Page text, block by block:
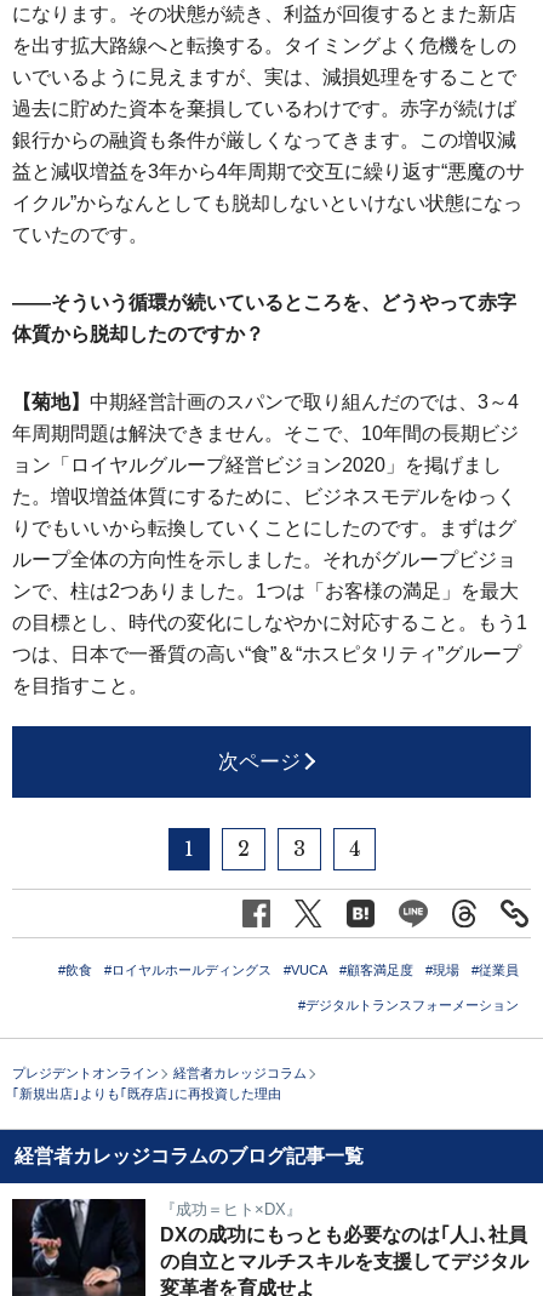
になります。その状態が続き、利益が回復するとまた新店
を出す拡大路線へと転換する。タイミングよく危機をしの
いでいるように見えますが、実は、減損処理をすることで
過去に貯めた資本を棄損しているわけです。赤字が続けば
銀行からの融資も条件が厳しくなってきます。この増収減
益と減収増益を3年から4年周期で交互に繰り返す“悪魔のサ
イクル”からなんとしても脱却しないといけない状態になっ
ていたのです。
——そういう循環が続いているところを、どうやって赤字
体質から脱却したのですか？
【菊地】 中期経営計画のスパンで取り組んだのでは、3～4
年周期問題は解決できません。そこで、10年間の長期ビジ
ョン「ロイヤルグループ経営ビジョン2020」を掲げまし
た。増収増益体質にするために、ビジネスモデルをゆっく
りでもいいから転換していくことにしたのです。まずはグ
ループ全体の方向性を示しました。それがグループビジョ
ンで、柱は2つありました。1つは「お客様の満足」を最大
の目標とし、時代の変化にしなやかに対応すること。もう1
つは、日本で一番質の高い“食”＆“ホスピタリティ”グループ
を目指すこと。
次ページ
1 2 3 4
#飲食 #ロイヤルホールディングス #VUCA #顧客満足度 #現場 #従業員
#デジタルトランスフォーメーション
プレジデントオンライン
経営者カレッジコラム
｢新規出店｣よりも｢既存店｣に再投資した理由
経営者カレッジコラムのブログ記事一覧
『成功＝ヒト×DX』
DXの成功にもっとも必要なのは｢人｣､社員
の自立とマルチスキルを支援してデジタル
変革者を育成せよ